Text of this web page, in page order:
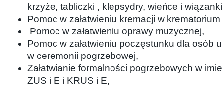
krzyże, tabliczki , klepsydry, wieńce i
Pomoc w załatwieniu kremacji w
Pomoc w załatwieniu oprawy muzycznej,
Pomoc w załatwieniu poczęstunku dla osób
w ceremonii pogrzebowej,
Załatwianie formalności pogrzebowych w
ZUS i E i KRUS i E,